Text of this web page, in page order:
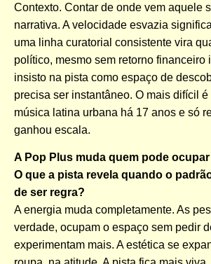
Contexto. Contar de onde vem aquele
narrativa. A velocidade esvazia
uma linha curatorial consistente vira
político, mesmo sem retorno financeiro
insisto na pista como espaço de
precisa ser instantâneo. O mais difícil é
música latina urbana há 17 anos e só
ganhou escala.
A Pop Plus muda quem pode
O que a pista revela quando o
de ser regra?
A energia muda completamente. As
verdade, ocupam o espaço sem pedir
experimentam mais. A estética se